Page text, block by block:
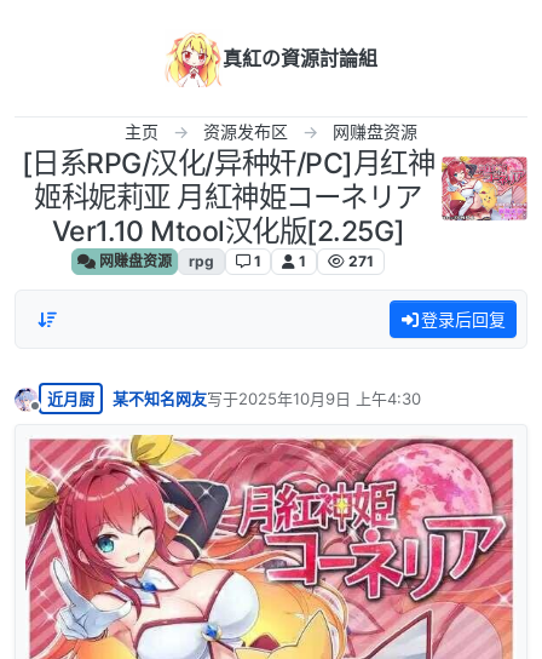
真紅の資源討論組
主页 资源发布区 网赚盘资源
[日系RPG/汉化/异种奸/PC]月红神
姬科妮莉亚 月紅神姫コーネリア
Ver1.10 Mtool汉化版[2.25G]
网赚盘资源 rpg 1 1 271
登录后回复
离线
近月厨 某不知名网友写于2025年10月9日 上午4:30
最后由 编辑